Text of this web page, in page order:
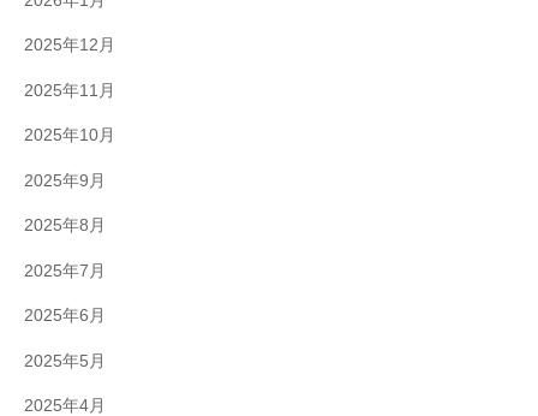
2025年12月
2025年11月
2025年10月
2025年9月
2025年8月
2025年7月
2025年6月
2025年5月
2025年4月